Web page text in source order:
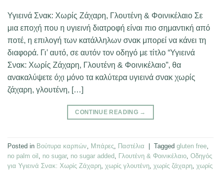
Υγιεινά Σνακ: Χωρίς Ζάχαρη, Γλουτένη & Φοινικέλαιο Σε
μια εποχή που η υγιεινή διατροφή είναι πιο σημαντική από
ποτέ, η επιλογή των κατάλληλων σνακ μπορεί να κάνει τη
διαφορά. Γι’ αυτό, σε αυτόν τον οδηγό με τίτλο “Υγιεινά
Σνακ: Χωρίς Ζάχαρη, Γλουτένη & Φοινικέλαιο”, θα
ανακαλύψετε όχι μόνο τα καλύτερα υγιεινά σνακ χωρίς
ζάχαρη, γλουτένη, […]
CONTINUE READING →
Posted in Βούτυρα καρπών Μπάρες Παστέλια | Tagged gluten free
no palm oil
no sugar, no sugar added Γλουτένη & Φοινικέλαιο Οδηγός
για Υγιεινά Σνακ: Χωρίς Ζάχαρη χωρίς γλουτένη χωρίς ζάχαρη χωρίς